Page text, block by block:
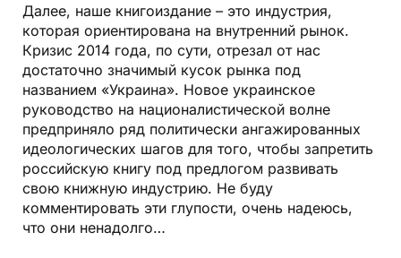
Далее, наше книгоиздание – это индустрия,
которая ориентирована на внутренний рынок.
Кризис 2014 года, по сути, отрезал от нас
достаточно значимый кусок рынка под
названием «Украина». Новое украинское
руководство на националистической волне
предприняло ряд политически ангажированных
идеологических шагов для того, чтобы запретить
российскую книгу под предлогом развивать
свою книжную индустрию. Не буду
комментировать эти глупости, очень надеюсь,
что они ненадолго…